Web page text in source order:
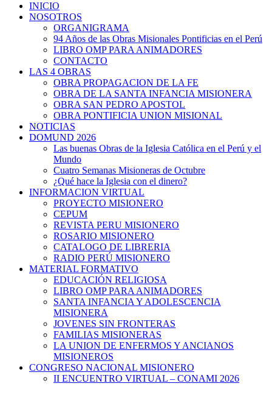
INICIO
NOSOTROS
ORGANIGRAMA
94 Años de las Obras Misionales Pontificias en el Perú
LIBRO OMP PARA ANIMADORES
CONTACTO
LAS 4 OBRAS
OBRA PROPAGACION DE LA FE
OBRA DE LA SANTA INFANCIA MISIONERA
OBRA SAN PEDRO APOSTOL
OBRA PONTIFICIA UNION MISIONAL
NOTICIAS
DOMUND 2026
Las buenas Obras de la Iglesia Católica en el Perú y el
Mundo
Cuatro Semanas Misioneras de Octubre
¿Qué hace la Iglesia con el dinero?
INFORMACION VIRTUAL
PROYECTO MISIONERO
CEPUM
REVISTA PERU MISIONERO
ROSARIO MISIONERO
CATALOGO DE LIBRERIA
RADIO PERÚ MISIONERO
MATERIAL FORMATIVO
EDUCACIÓN RELIGIOSA
LIBRO OMP PARA ANIMADORES
SANTA INFANCIA Y ADOLESCENCIA
MISIONERA
JOVENES SIN FRONTERAS
FAMILIAS MISIONERAS
LA UNION DE ENFERMOS Y ANCIANOS
MISIONEROS
CONGRESO NACIONAL MISIONERO
II ENCUENTRO VIRTUAL – CONAMI 2026